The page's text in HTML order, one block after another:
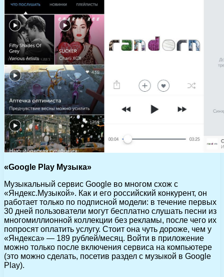
«Google Play Музыка»
Музыкальный сервис Google во многом схож с
«Яндекс.Музыкой». Как и его российский конкурент, он
работает только по подписной модели: в течение первых
30 дней пользователи могут бесплатно слушать песни из
многомиллионной коллекции без рекламы, после чего их
попросят оплатить услугу. Стоит она чуть дороже, чем у
«Яндекса» — 189 рублей/месяц. Войти в приложение
можно только после включения сервиса на компьютере
(это можно сделать, посетив раздел с музыкой в Google
Play).